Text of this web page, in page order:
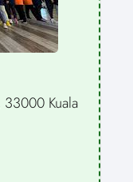
33000 Kuala